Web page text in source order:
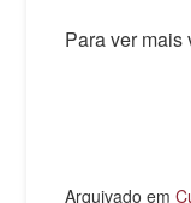
Para ver mais
Arquivado em